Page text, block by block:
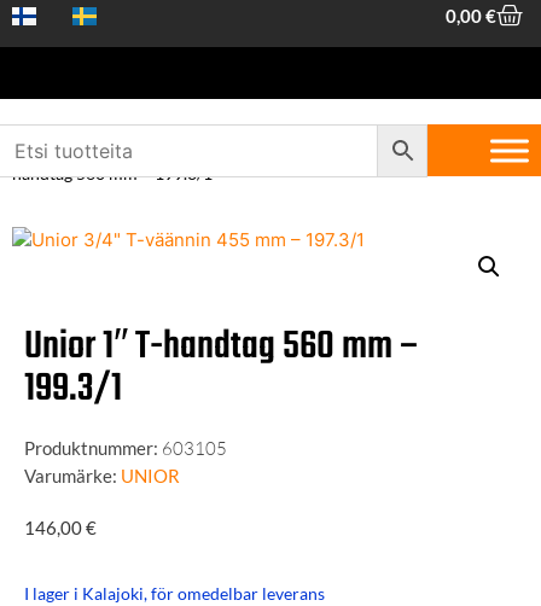
0,00€
Hem /Handverktyg
/ Unior 1″ T-
handtag 560 mm – 199.3/1
Unior 1″ T-handtag 560 mm –
199.3/1
Produktnummer: 603105
Varumärke: UNIOR
146,00€
I lager i Kalajoki, för omedelbar leverans